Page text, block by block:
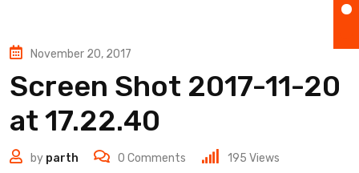
November 20, 2017
Screen Shot 2017-11-20
at 17.22.40
by parth 0 Comments 195 Views